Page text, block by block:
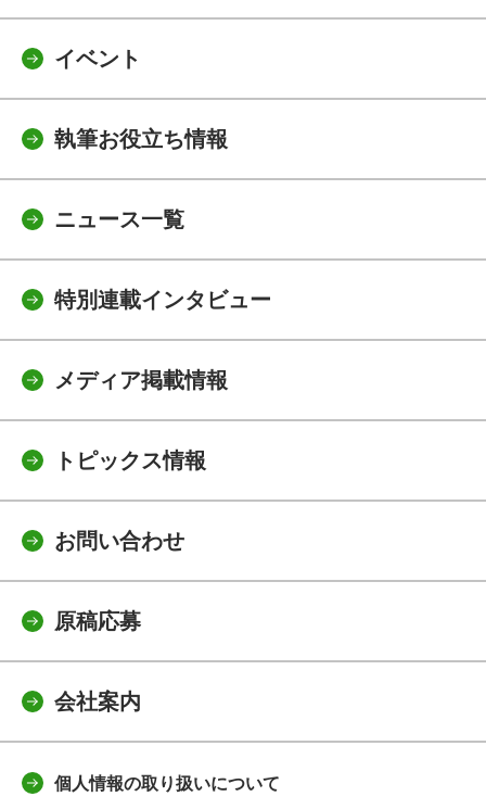
イベント
執筆お役立ち情報
ニュース一覧
特別連載インタビュー
メディア掲載情報
トピックス情報
お問い合わせ
原稿応募
会社案内
個人情報の取り扱いについて